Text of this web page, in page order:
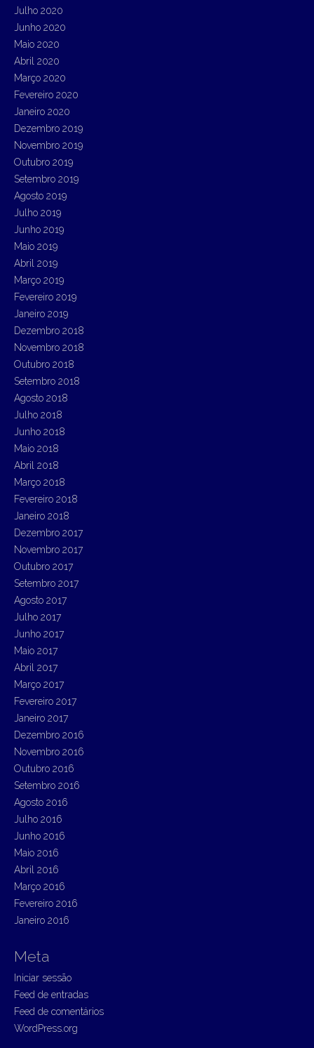
Julho 2020
Junho 2020
Maio 2020
Abril 2020
Março 2020
Fevereiro 2020
Janeiro 2020
Dezembro 2019
Novembro 2019
Outubro 2019
Setembro 2019
Agosto 2019
Julho 2019
Junho 2019
Maio 2019
Abril 2019
Março 2019
Fevereiro 2019
Janeiro 2019
Dezembro 2018
Novembro 2018
Outubro 2018
Setembro 2018
Agosto 2018
Julho 2018
Junho 2018
Maio 2018
Abril 2018
Março 2018
Fevereiro 2018
Janeiro 2018
Dezembro 2017
Novembro 2017
Outubro 2017
Setembro 2017
Agosto 2017
Julho 2017
Junho 2017
Maio 2017
Abril 2017
Março 2017
Fevereiro 2017
Janeiro 2017
Dezembro 2016
Novembro 2016
Outubro 2016
Setembro 2016
Agosto 2016
Julho 2016
Junho 2016
Maio 2016
Abril 2016
Março 2016
Fevereiro 2016
Janeiro 2016
Meta
Iniciar sessão
Feed de entradas
Feed de comentários
WordPress.org